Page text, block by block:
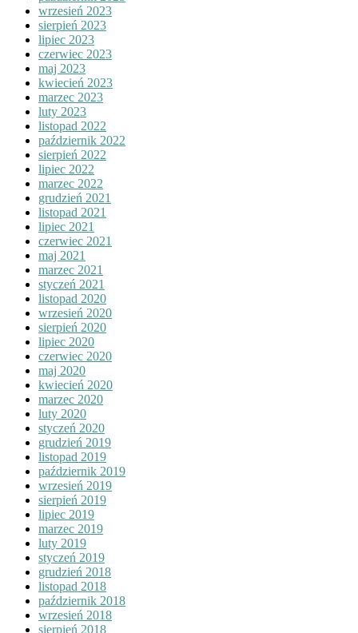
wrzesień 2023
sierpień 2023
lipiec 2023
czerwiec 2023
maj 2023
kwiecień 2023
marzec 2023
luty 2023
listopad 2022
październik 2022
sierpień 2022
lipiec 2022
marzec 2022
grudzień 2021
listopad 2021
lipiec 2021
czerwiec 2021
maj 2021
marzec 2021
styczeń 2021
listopad 2020
wrzesień 2020
sierpień 2020
lipiec 2020
czerwiec 2020
maj 2020
kwiecień 2020
marzec 2020
luty 2020
styczeń 2020
grudzień 2019
listopad 2019
październik 2019
wrzesień 2019
sierpień 2019
lipiec 2019
marzec 2019
luty 2019
styczeń 2019
grudzień 2018
listopad 2018
październik 2018
wrzesień 2018
sierpień 2018